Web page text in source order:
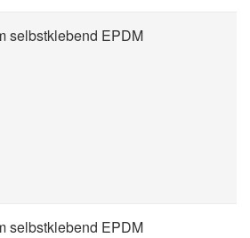
selbstklebend EPDM
selbstklebend EPDM